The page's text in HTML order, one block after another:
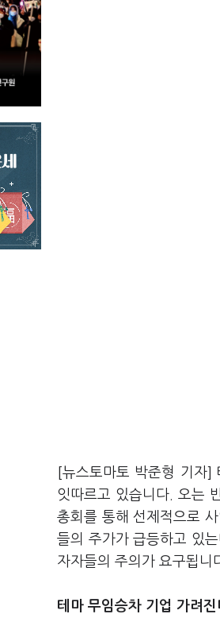
[뉴스토마토 박준형 기자]
잇따르고 있습니다. 오는
총회를 통해 선제적으로
들의 주가가 급등하고 있
자자들의 주의가 요구됩니
테마 무임승차 기업 가려